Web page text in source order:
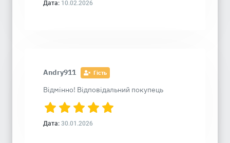
Дата: 10.02.2026
Andry911 Гість
Відмінно! Відповідальний покупець
Дата: 30.01.2026